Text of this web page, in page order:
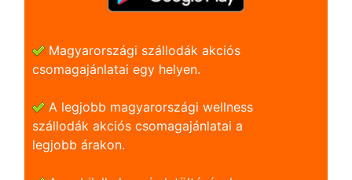
Magyarországi szállodák akciós
csomagajánlatai egy helyen.
A legjobb magyarországi wellness
szállodák akciós csomagajánlatai a
legjobb árakon.